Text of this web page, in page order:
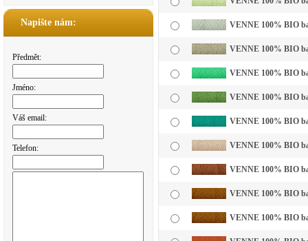
Napište nám:
Předmět:
Jméno:
Váš email:
Telefon:
VENNE 100% BIO
VENNE 100% BIO
VENNE 100% BIO
VENNE 100% BIO
VENNE 100% BIO
VENNE 100% BIO
VENNE 100% BIO
VENNE 100% BIO
VENNE 100% BIO